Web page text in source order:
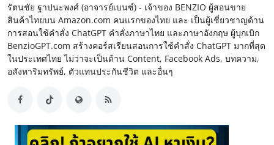
รัตนชัย ฐาปนะพงศ์ (อาจารย์เบนซ์) - เจ้าของ BENZIO ผู้สอนขาย
สินค้าไทยบน Amazon.com คนแรกของไทย และ เป็นผู้เชี่ยวชาญด้าน
การสอนใช้คำสั่ง ChatGPT คำสั่งภาษาไทย และภาษาอังกฤษ ผู้บุกเบิก
BenzioGPT.com สร้างคอร์สเรียนสอนการใช้คำสั่ง ChatGPT มากที่สุด
ในประเทศไทย ไม่ว่าจะเป็นด้าน Content, Facebook Ads, บทความ,
อสังหาริมทรัพย์, ตัวแทนประกันชีวิต และอื่นๆ